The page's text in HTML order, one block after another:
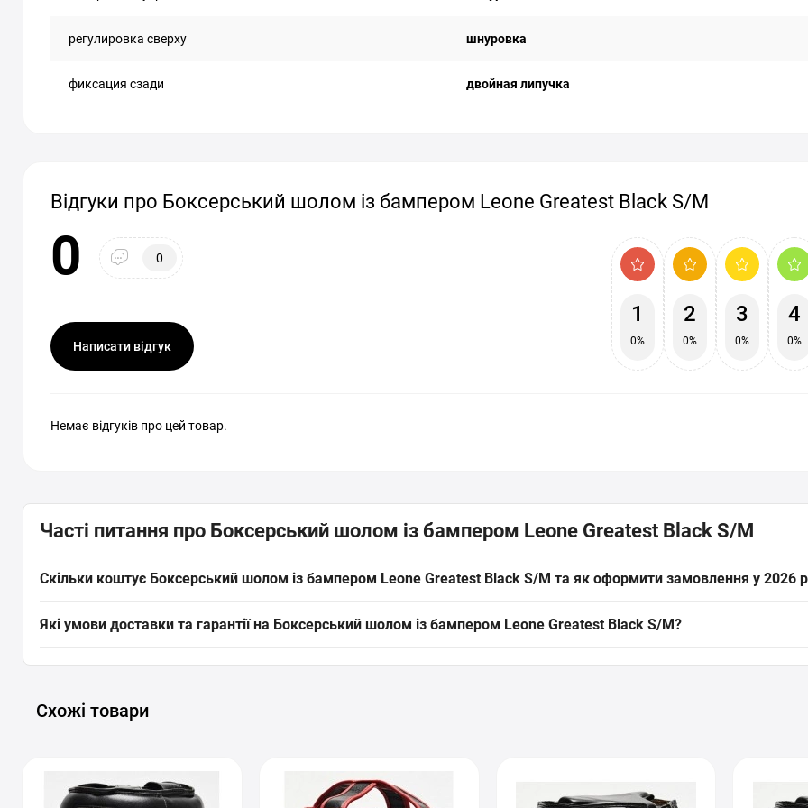
регулировка сверху шнуровка
фиксация сзади двойная липучка
Відгуки про Боксерський шолом із бампером Leone Greatest Black S/M
0 0
Написати відгук
1
0%
2
0%
3
0%
4
0%
Немає відгуків про цей товар.
Часті питання про Боксерський шолом із бампером Leone Greatest Black S/M
Скільки коштує Боксерський шолом із бампером Leone Greatest Black S/M та як оформити замовлення у 2026
безпечно замовити цей товар з категорії «Шоломи боксерські» прямо на сайті інтернет-магазину SPORTSTART.com.ua. Дані про
Які умови доставки та гарантії на Боксерський шолом із бампером Leone Greatest Black S/M?
Схожі товари